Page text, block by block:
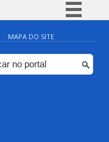
Simplifique!
Comunica BR
Participe
MAPA DO SITE